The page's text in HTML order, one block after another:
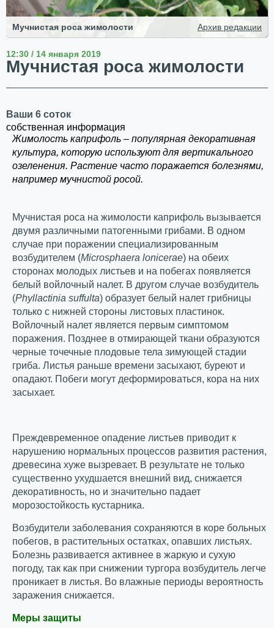
Архив редакции
Мучнистая роса жимолости
12:30 / 14 января 2019
Мучнистая роса жимолости
Ваши 6 соток
собственная информация
Жимолость каприфоль – популярная декоративная
культура, которую используют для вертикального
озеленения. Растение часто поражается болезнями,
например мучнистой росой.
Мучнистая роса на жимолости каприфоль вызывается
двумя различными патогенными грибами. В одном
случае при поражении специализированным
возбудителем (Microsphaera lonicerae) на обеих
сторонах молодых листьев и на побегах появляется
белый войлочный налет. В другом случае возбудитель
(Phyllactinia suffulta) образует белый налет грибницы
только с нижней стороны листовых пластинок.
Войлочный налет является первым симптомом
поражения. Позднее в отмирающей ткани образуются
черные точечные плодовые тела зимующей стадии
гриба. Листья раньше времени засыхают, буреют и
опадают. Побеги могут деформироваться, кора на них
засыхает.
Преждевременное опадение листьев приводит к
нарушению нормальных процессов развития растения,
древесина хуже вызревает. В результате не только
существенно ухудшается внешний вид, снижается
декоративность, но и значительно падает
морозостойкость кустарника.
Возбудители заболевания сохраняются в коре больных
побегов, в растительных остатках, опавших листьях.
Болезнь развивается активнее в жаркую и сухую
погоду, так как при снижении тургора возбудитель легче
проникает в листья. Во влажные периоды вероятность
заражения снижается.
Меры защиты